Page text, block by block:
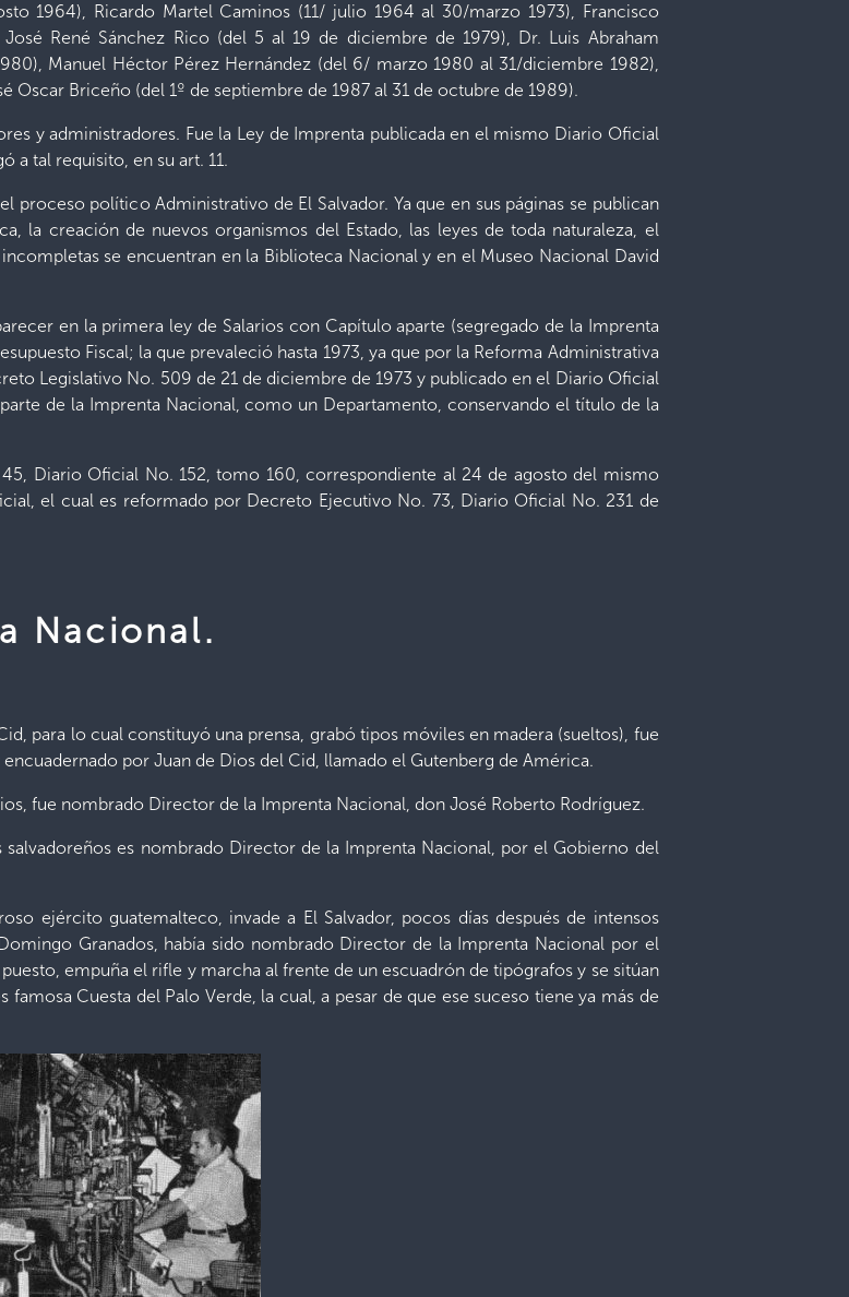
1964), Ricardo Martel Caminos (11/ julio 1964 al 30/marzo 1973), Francisco
René Sánchez Rico (del 5 al 19 de diciembre de 1979), Dr. Luis Abraham
Manuel Héctor Pérez Hernández (del 6/ marzo 1980 al 31/diciembre 1982),
Briceño (del 1º de septiembre de 1987 al 31 de octubre de 1989).
y administradores. Fue la Ley de Imprenta publicada en el mismo Diario Oficial
a tal requisito, en su art. 11.
proceso político Administrativo de El Salvador. Ya que en sus páginas se publican
la creación de nuevos organismos del Estado, las leyes de toda naturaleza, el
se encuentran en la Biblioteca Nacional y en el Museo Nacional David
en la primera ley de Salarios con Capítulo aparte (segregado de la Imprenta
Fiscal; la que prevaleció hasta 1973, ya que por la Reforma Administrativa
Legislativo No. 509 de 21 de diciembre de 1973 y publicado en el Diario Oficial
de la Imprenta Nacional, como un Departamento, conservando el título de la
Diario Oficial No. 152, tomo 160, correspondiente al 24 de agosto del mismo
el cual es reformado por Decreto Ejecutivo No. 73, Diario Oficial No. 231 de
Nacional.
para lo cual constituyó una prensa, grabó tipos móviles en madera (sueltos), fue
por Juan de Dios del Cid, llamado el Gutenberg de América.
fue nombrado Director de la Imprenta Nacional, don José Roberto Rodríguez.
es nombrado Director de la Imprenta Nacional, por el Gobierno del
ejército guatemalteco, invade a El Salvador, pocos días después de intensos
Granados, había sido nombrado Director de la Imprenta Nacional por el
empuña el rifle y marcha al frente de un escuadrón de tipógrafos y se sitúan
Cuesta del Palo Verde, la cual, a pesar de que ese suceso tiene ya más de